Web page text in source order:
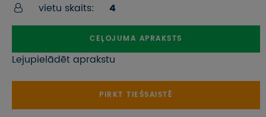
vietu skaits:
4
CEĻOJUMA APRAKSTS
Lejupielādēt aprakstu
PIRKT TIEŠSAISTĒ